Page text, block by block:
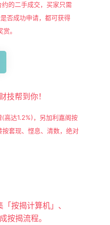
的二手成交，买家只需
否成功申请，都可获得
。
技帮到你！
高达1.2%)，另加利嘉阁按
套现、悭息、清数，绝对
按揭计算机」、
按揭流程。